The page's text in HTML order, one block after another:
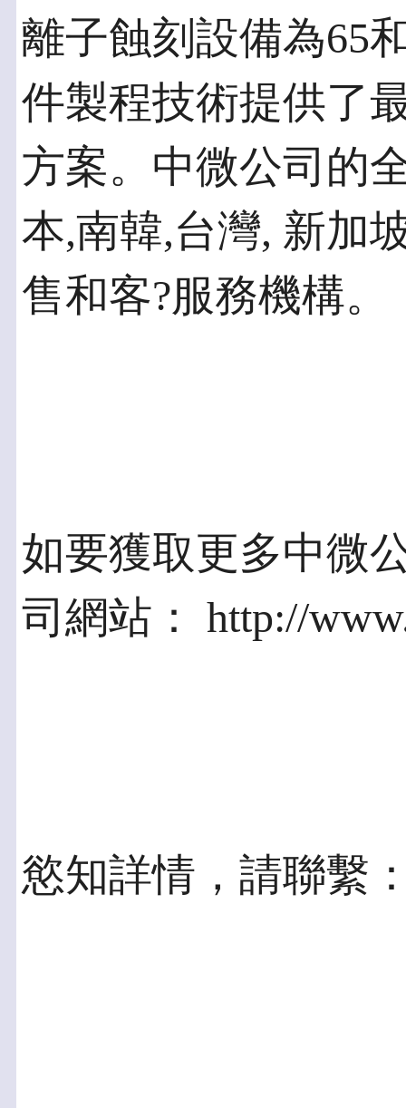
離子蝕刻設備為65
件製程技術提供了
方案。中微公司的
本,南韓,台灣, 新加
售和客?服務機構。
如要獲取更多中微
司網站： http://
慾知詳情，請聯繫